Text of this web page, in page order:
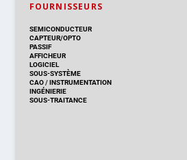
FOURNISSEURS
SEMICONDUCTEUR
CAPTEUR/OPTO
PASSIF
AFFICHEUR
LOGICIEL
SOUS-SYSTÈME
CAO/INSTRUMENTATION
INGÉNIERIE
SOUS-TRAITANCE